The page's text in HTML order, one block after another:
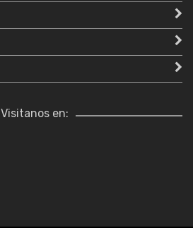
Visitanos en: